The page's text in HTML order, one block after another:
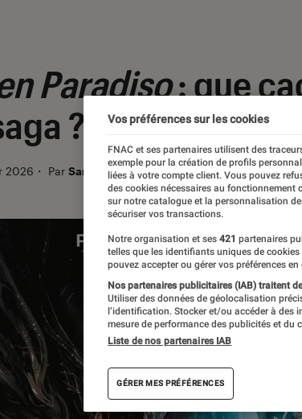
Paradiso: que
?
2026 ・ Par Sarah Dupont
Vos préférences sur les cookies
FNAC et ses partenaires utilisent des
exemple pour la création de profils
liées à votre compte client. Vous pouvez
des cookies nécessaires au fonctionnement
sur notre catalogue et la personnalisation
sécuriser vos transactions.
Notre organisation et ses 421 partenaires
telles que les identifiants uniques de
pouvez accepter ou gérer vos préférences
Nos partenaires publicitaires (IAB) traitent
Utiliser des données de géolocalisation
l’identification. Stocker et/ou accéder à
mesure de performance des publicités et du
Liste de nos partenaires IAB
GÉRER MES PRÉFÉRENCES